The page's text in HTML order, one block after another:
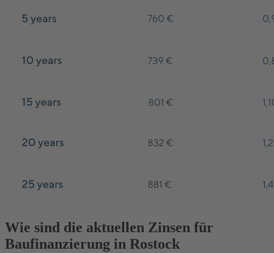
Wie sind die aktuellen Zinsen für
Baufinanzierung in Rostock